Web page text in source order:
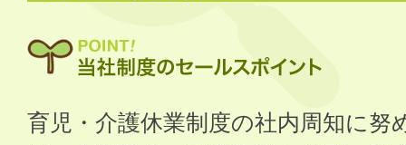
育児・介護休業制度の社内周知に努